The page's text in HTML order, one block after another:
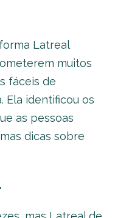
Latreal
muitos
fáceis de
Ela identificou os
as pessoas
dicas sobre